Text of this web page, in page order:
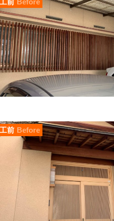
前 Before
前 Before